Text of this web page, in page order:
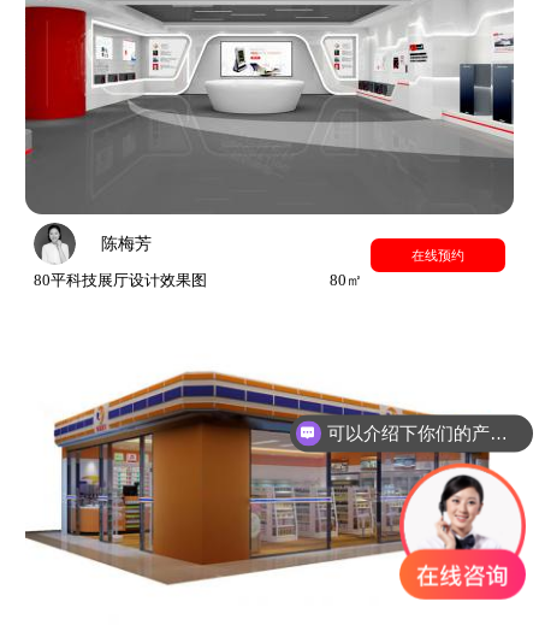
陈梅芳
80平科技展厅设计效果图 80㎡
在线预约
可以介绍下你们的产品么？